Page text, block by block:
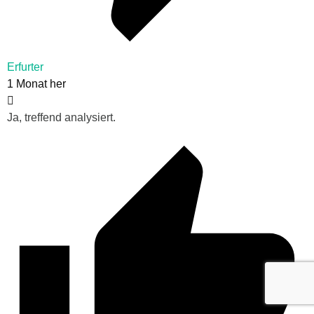
Erfurter
1 Monat her
Ja, treffend analysiert.